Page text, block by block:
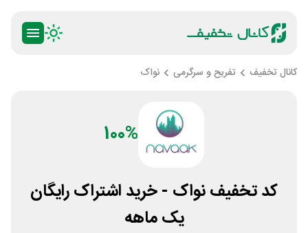
کانال تخفیف تفریح و سرگرمی نواک
100%
کد تخفیف نواک - خرید اشتراک رایگان
یک ماهه